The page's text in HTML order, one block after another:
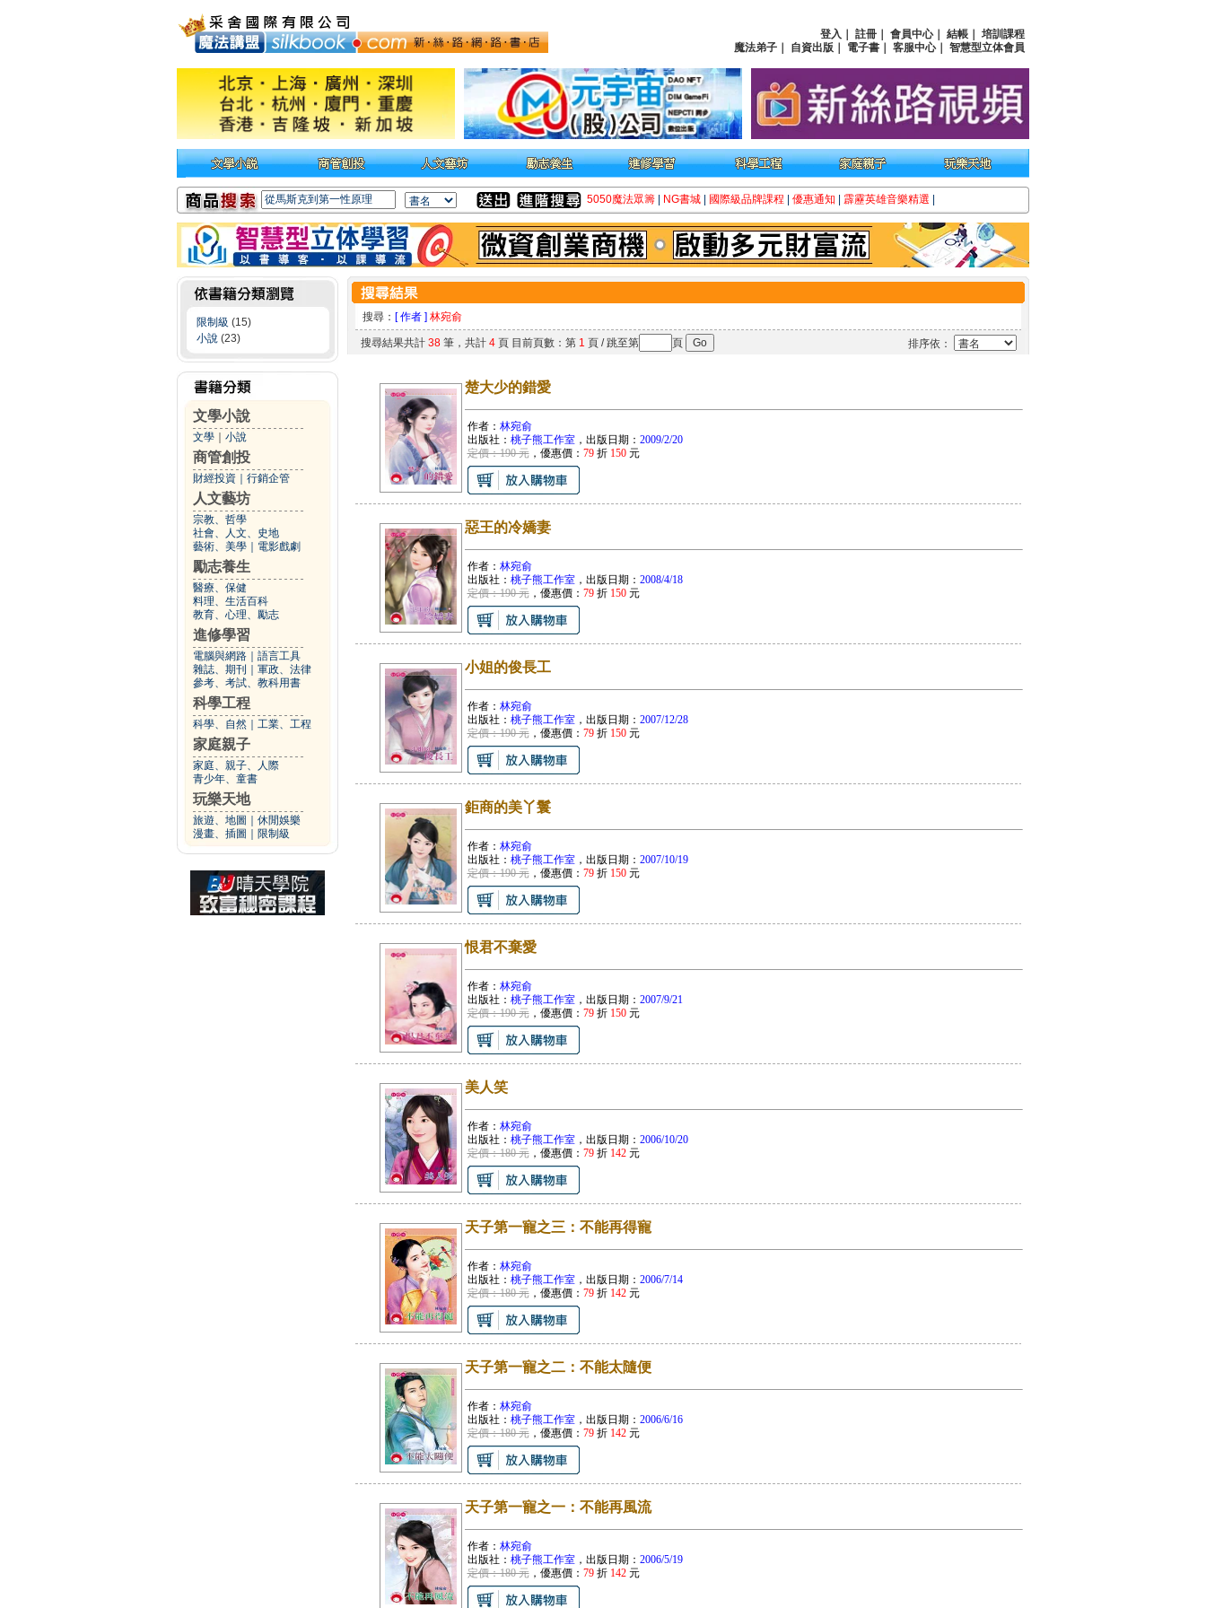
登入 註冊 會員中心｜ 結帳
培訓課程
魔法弟子
自資出版 電子書 客服中心｜ 智慧型立体會員
5050魔法眾籌 NG書城 國際級品牌課程 優惠通知 霹靂英雄音樂精選
限制級 (15)
小說 (23)
文學小說
文學 小說
商管創投
財經投資 行銷企管
人文藝坊
宗教、哲學
社會、人文、史地
藝術、美學
電影戲劇
勵志養生
醫療、保健
料理、生活百科
教育、心理、勵志
進修學習
電腦與網路
語言工具
雜誌、期刊
軍政、法律
參考、考試、教科用書
科學工程
科學、自然 工業、工程
家庭親子
家庭、親子、人際
青少年、童書
玩樂天地
旅遊、地圖
休閒娛樂
漫畫、插圖
限制級
搜尋： [ 作者 ] 林宛俞
搜尋結果共計 38筆，共計 4頁 目前頁數：第 1 頁 / 跳至第 頁 排序依：
楚大少的錯愛
作者： 林宛俞
出版社： 桃子熊工作室，出版日期： 2009/2/20
定價：190 元，優惠價： 79折 150元
惡王的冷嬌妻
作者： 林宛俞
出版社： 桃子熊工作室，出版日期： 2008/4/18
定價：190 元，優惠價： 79折 150元
小姐的俊長工
作者： 林宛俞
出版社： 桃子熊工作室，出版日期： 2007/12/28
定價：190 元，優惠價： 79折 150元
鉅商的美丫鬟
作者： 林宛俞
出版社： 桃子熊工作室，出版日期： 2007/10/19
定價：190 元，優惠價： 79折 150元
恨君不棄愛
作者： 林宛俞
出版社： 桃子熊工作室，出版日期： 2007/9/21
定價：190 元，優惠價： 79折 150元
美人笑
作者： 林宛俞
出版社： 桃子熊工作室，出版日期： 2006/10/20
定價：180 元，優惠價： 79折 142元
天子第一寵之三：不能再得寵
作者： 林宛俞
出版社： 桃子熊工作室，出版日期： 2006/7/14
定價：180 元，優惠價： 79折 142元
天子第一寵之二：不能太隨便
作者： 林宛俞
出版社： 桃子熊工作室，出版日期： 2006/6/16
定價：180 元，優惠價： 79折 142元
天子第一寵之一：不能再風流
作者： 林宛俞
出版社： 桃子熊工作室，出版日期： 2006/5/19
定價：180 元，優惠價： 79折 142元